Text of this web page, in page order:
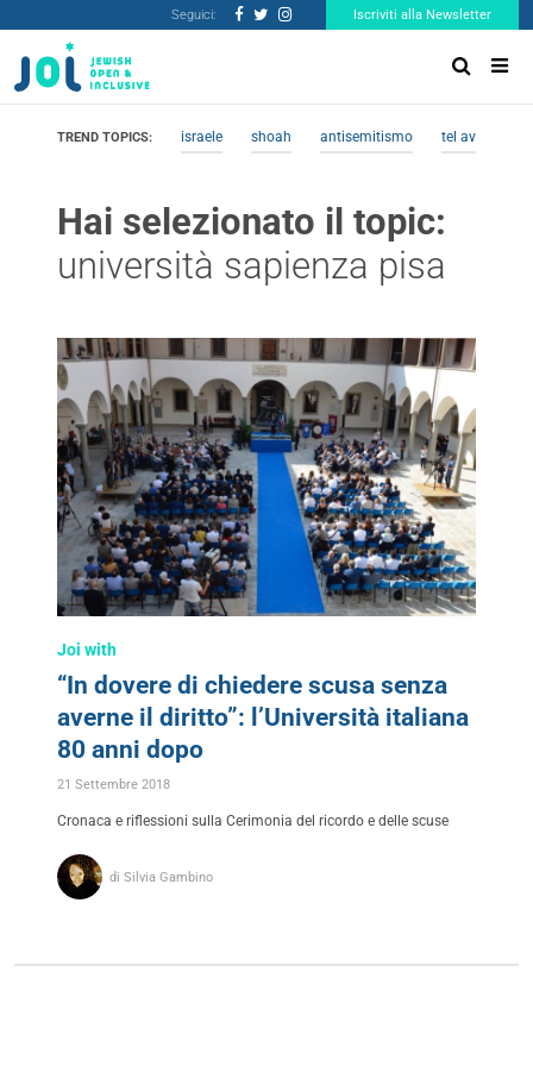
Seguici: Iscriviti alla Newsletter
TREND TOPICS: israele shoah antisemitismo tel aviv
Hai selezionato il topic:
università sapienza pisa
Joi with
“In dovere di chiedere scusa senza
averne il diritto”: l’Università italiana
80 anni dopo
21 Settembre 2018
Cronaca e riflessioni sulla Cerimonia del ricordo e delle scuse
di Silvia Gambino